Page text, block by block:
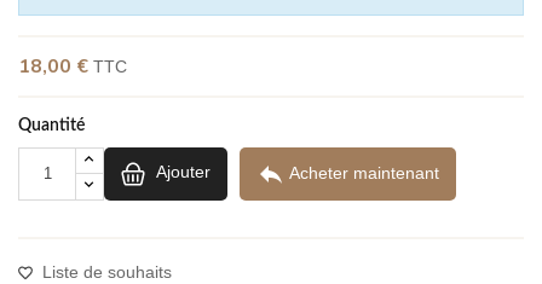
18,00 € TTC
Quantité
Ajouter  Acheter maintenant
Liste de souhaits